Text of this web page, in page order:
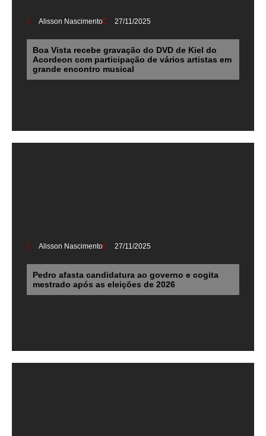
Alisson Nascimento 27/11/2025
Boa Vista recebe gravação do DVD de Kiel do
Acordeon com participação de vários artistas em
grande encontro musical
Alisson Nascimento 27/11/2025
Pedro afasta candidatura ao governo e cogita
mestrado após as eleições de 2026